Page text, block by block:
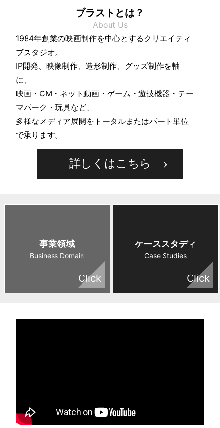
総
合
ク
エ
イ
テ
ィ
ス
ジ
ブラストとは？
About Us
1984年創業の映画制作を中心とするクリエイティ
ブスタジオ。
IP開発、映像制作、造形制作、グッズ制作を軸
に、
映画・CM・ネット動画・ゲーム・遊技機器・テー
マパーク・玩具など、
多様なメディア展開をトータルまたはパート単位
で承ります。
詳しくはこちら
事業領域
Business Domain
ケーススタディ
Case Studies